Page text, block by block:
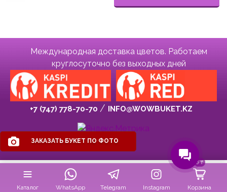
Каталог WhatsApp Telegram Instagram Корзина
0₸
Международная доставка цветов. Работаем
круглосуточно без выходных дней
+7 (747) 778-70-70 INFO@WOWBUKET.KZ
ЗАКАЗАТЬ БУКЕТ ПО ФОТО